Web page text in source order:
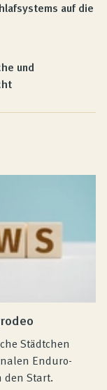
auf die
und
Städtchen
Enduro-
den Start.